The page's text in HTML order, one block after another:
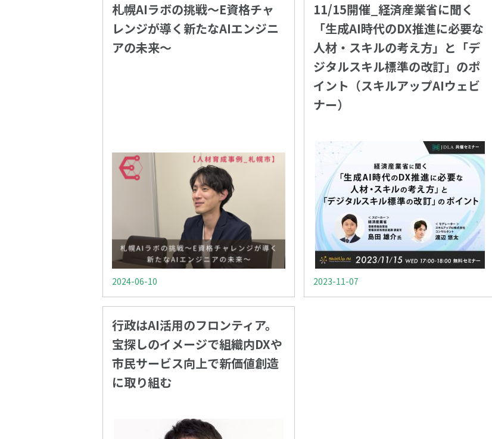
札幌AIラボの挑戦～E資格チャ
レンジが導く新たなAIエンジニ
アの未来～
2024-06-10
11/15開催_経済産業省に聞く
「生成AI時代のDX推進に必要な
人材・スキルの考え方」と「デ
ジタルスキル標準の改訂」のポ
イント（スキルアップAIウェビ
ナー）
2023-11-07
行政はAI活用のフロンティア。
宝探しのイメージで組織内DXや
市民サービス向上で新価値創造
に取り組む